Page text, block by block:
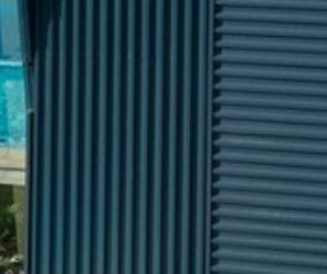
Sempre ativo
cookies para coletar
de melhorar nossos serviços. Se
aceita a instalação. O utilizador tem a
o seu navegador, podendo, se
que sejam instalados no seu
deva ter presente que tal ação pode
na navegação no site.